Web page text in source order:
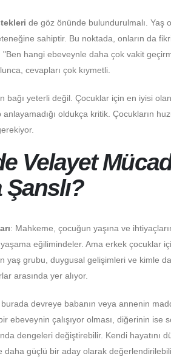
de göz önünde bulundurulmalı. Yaş
sahiptir. Bu noktada, onların da
hangi ebeveynle daha çok vakit
cevapları çok kıymetli.
bağı yeterli değil. Çocuklar için en iyisi
anlayamadığı oldukça kritik. Çocukların
Velayet
: Mahkeme, çocuğun yaşına ve
eğilimindeler. Ama erkek çocuklar
yaş grubu, duygusal gelişimleri ve kimle
arasında yer alıyor.
devreye babanın veya annenin
ebeveynin çalışıyor olması, diğerinin ise
dengeleri değiştirebilir. Kendi hayatını
güçlü bir aday olarak